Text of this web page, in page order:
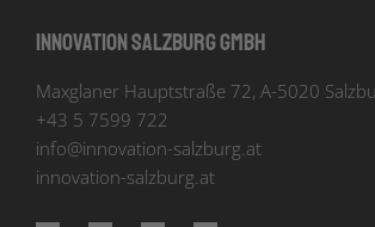
Innovation Salzburg GmbH
Maxglaner Hauptstraße 72, A-5020
+43 5 7599 722
info@innovation-salzburg.at
innovation-salzburg.at